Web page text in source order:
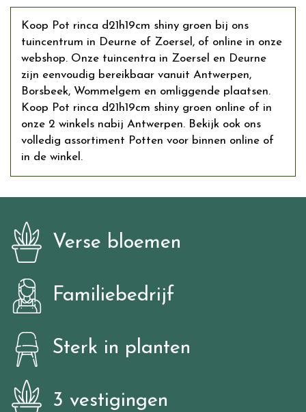
Koop Pot rinca d21h19cm shiny groen bij ons
tuincentrum in Deurne of Zoersel, of online in onze
webshop. Onze tuincentra in Zoersel en Deurne
zijn eenvoudig bereikbaar vanuit Antwerpen,
Borsbeek, Wommelgem en omliggende plaatsen.
Koop Pot rinca d21h19cm shiny groen online of in
onze 2 winkels nabij Antwerpen. Bekijk ook ons
volledig assortiment Potten voor binnen online of
in de winkel.
Verse bloemen
Familiebedrijf
Sterk in planten
3 vestigingen